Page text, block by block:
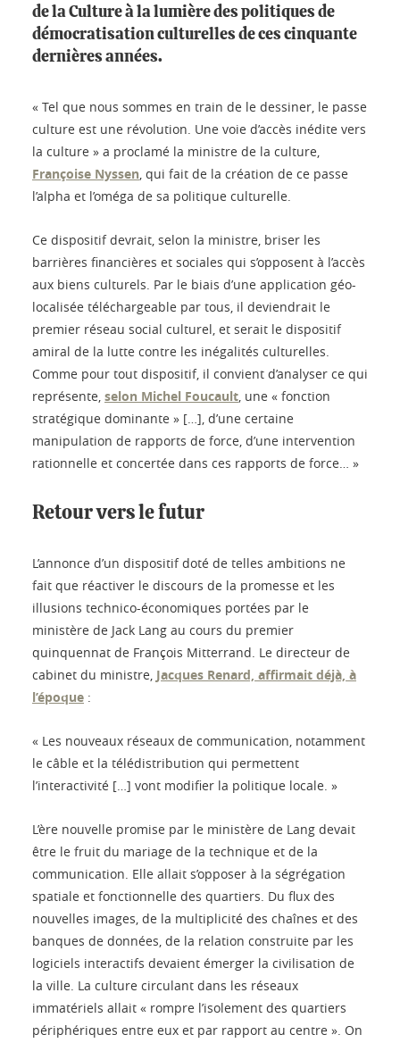
de la Culture à la lumière des politiques de
démocratisation culturelles de ces cinquante
dernières années.
« Tel que nous sommes en train de le dessiner, le passe
culture est une révolution. Une voie d’accès inédite vers
la culture » a proclamé la ministre de la culture,
Françoise Nyssen, qui fait de la création de ce passe
l’alpha et l’oméga de sa politique culturelle.
Ce dispositif devrait, selon la ministre, briser les
barrières financières et sociales qui s’opposent à l’accès
aux biens culturels. Par le biais d’une application géo-
localisée téléchargeable par tous, il deviendrait le
premier réseau social culturel, et serait le dispositif
amiral de la lutte contre les inégalités culturelles.
Comme pour tout dispositif, il convient d’analyser ce qui
représente, selon Michel Foucault, une « fonction
stratégique dominante » […], d’une certaine
manipulation de rapports de force, d’une intervention
rationnelle et concertée dans ces rapports de force… »
Retour vers le futur
L’annonce d’un dispositif doté de telles ambitions ne
fait que réactiver le discours de la promesse et les
illusions technico-économiques portées par le
ministère de Jack Lang au cours du premier
quinquennat de François Mitterrand. Le directeur de
cabinet du ministre, Jacques Renard, affirmait déjà, à
l’époque :
« Les nouveaux réseaux de communication, notamment
le câble et la télédistribution qui permettent
l’interactivité […] vont modifier la politique locale. »
L’ère nouvelle promise par le ministère de Lang devait
être le fruit du mariage de la technique et de la
communication. Elle allait s’opposer à la ségrégation
spatiale et fonctionnelle des quartiers. Du flux des
nouvelles images, de la multiplicité des chaînes et des
banques de données, de la relation construite par les
logiciels interactifs devaient émerger la civilisation de
la ville. La culture circulant dans les réseaux
immatériels allait « rompre l’isolement des quartiers
périphériques entre eux et par rapport au centre ». On